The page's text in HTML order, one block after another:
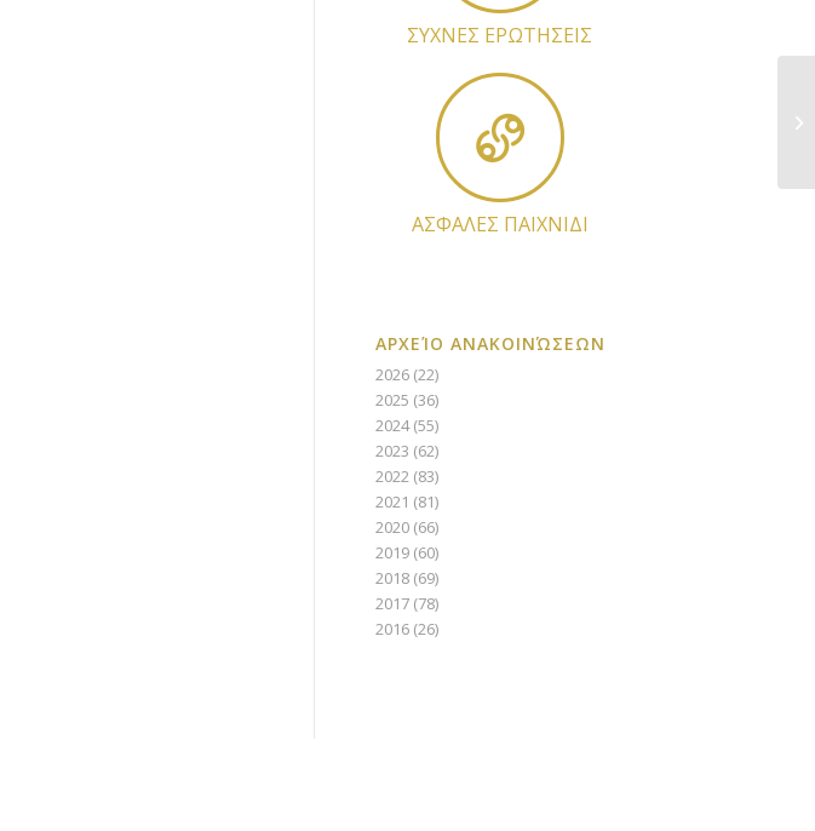
ΣΥΧΝΕΣ ΕΡΩΤΗΣΕΙΣ
ΑΣΦΑΛΕΣ ΠΑΙΧΝΙΔΙ
ΑΡΧΕΊΟ ΑΝΑΚΟΙΝΏΣΕΩΝ
2026(22)
2025 (36)
2024(55)
2023 (62)
2022(83)
2021 (81)
2020(66)
2019(60)
2018(69)
2017(78)
2016(26)